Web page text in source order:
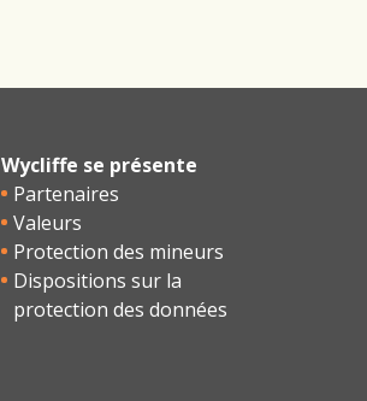
Wycliffe se présente
Partenaires
Valeurs
Protection des mineurs
Dispositions sur la
protection des données